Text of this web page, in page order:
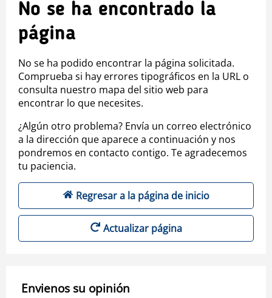
No se ha encontrado la
página
No se ha podido encontrar la página solicitada.
Comprueba si hay errores tipográficos en la URL o
consulta nuestro mapa del sitio web para
encontrar lo que necesites.
¿Algún otro problema? Envía un correo electrónico
a la dirección que aparece a continuación y nos
pondremos en contacto contigo. Te agradecemos
tu paciencia.
Regresar a la página de inicio
Actualizar página
Envienos su opinión